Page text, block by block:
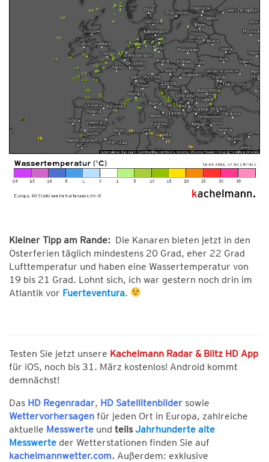
Kleiner Tipp am Rande: Die Kanaren bieten jetzt in den
Osterferien täglich mindestens 20 Grad, eher 22 Grad
Lufttemperatur und haben eine Wassertemperatur von
19 bis 21 Grad. Lohnt sich, ich war gestern noch drin im
Atlantik vor Fuerteventura.
Testen Sie jetzt unsere Kachelmann Radar & Blitz HD App
für iOS, noch bis 31. März kostenlos! Android kommt
demnächst!
Das HD Regenradar, HD Satellitenbilder sowie
Wettervorhersagen für jeden Ort in Europa, zahlreiche
aktuelle Messwerte und teilsJahrhunderte alte
Messwerte der Wetterstationen finden Sie auf
kachelmannwetter.com. Außerdem: exklusive